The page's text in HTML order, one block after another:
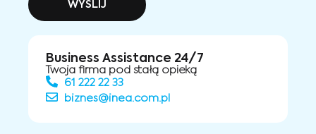
WYŚLIJ
Business Assistance 24/7
Twoja firma pod stałą opieką
61 222 22 33
biznes@inea.com.pl